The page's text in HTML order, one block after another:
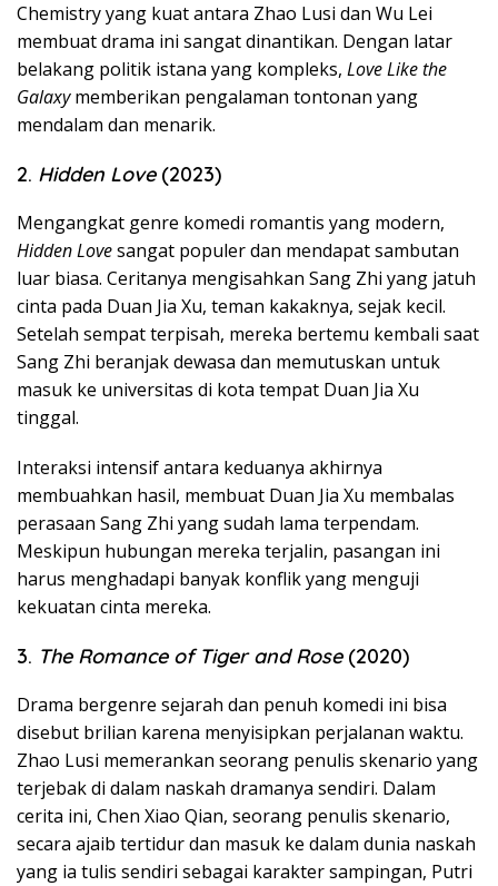
Chemistry yang kuat antara Zhao Lusi dan Wu Lei
membuat drama ini sangat dinantikan. Dengan latar
belakang politik istana yang kompleks, Love Like the
Galaxymemberikan pengalaman tontonan yang
mendalam dan menarik.
2. Hidden Love(2023)
Mengangkat genre komedi romantis yang modern,
Hidden Lovesangat populer dan mendapat sambutan
luar biasa. Ceritanya mengisahkan Sang Zhi yang jatuh
cinta pada Duan Jia Xu, teman kakaknya, sejak kecil.
Setelah sempat terpisah, mereka bertemu kembali saat
Sang Zhi beranjak dewasa dan memutuskan untuk
masuk ke universitas di kota tempat Duan Jia Xu
tinggal.
Interaksi intensif antara keduanya akhirnya
membuahkan hasil, membuat Duan Jia Xu membalas
perasaan Sang Zhi yang sudah lama terpendam.
Meskipun hubungan mereka terjalin, pasangan ini
harus menghadapi banyak konflik yang menguji
kekuatan cinta mereka.
3. The Romance of Tiger and Rose(2020)
Drama bergenre sejarah dan penuh komedi ini bisa
disebut brilian karena menyisipkan perjalanan waktu.
Zhao Lusi memerankan seorang penulis skenario yang
terjebak di dalam naskah dramanya sendiri. Dalam
cerita ini, Chen Xiao Qian, seorang penulis skenario,
secara ajaib tertidur dan masuk ke dalam dunia naskah
yang ia tulis sendiri sebagai karakter sampingan, Putri